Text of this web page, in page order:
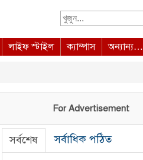
লাইফ স্টাইল ক্যাম্পাস অন্যান্য…
For Advertisement
সর্বশেষ সর্বাধিক পঠিত